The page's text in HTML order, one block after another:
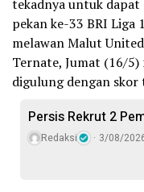
tekadnya untuk dapat
pekan ke-33 BRI Liga
melawan Malut
Ternate, Jumat (16/5)
digulung dengan skor
Persis Rekrut 2
Redaksi 3/08/